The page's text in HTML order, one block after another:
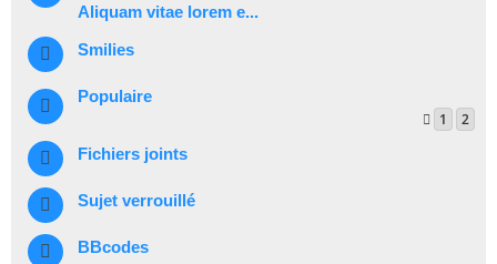
Aliquam vitae lorem e...
Smilies
Populaire
1 2
Fichiers joints
Sujet verrouillé
BBcodes